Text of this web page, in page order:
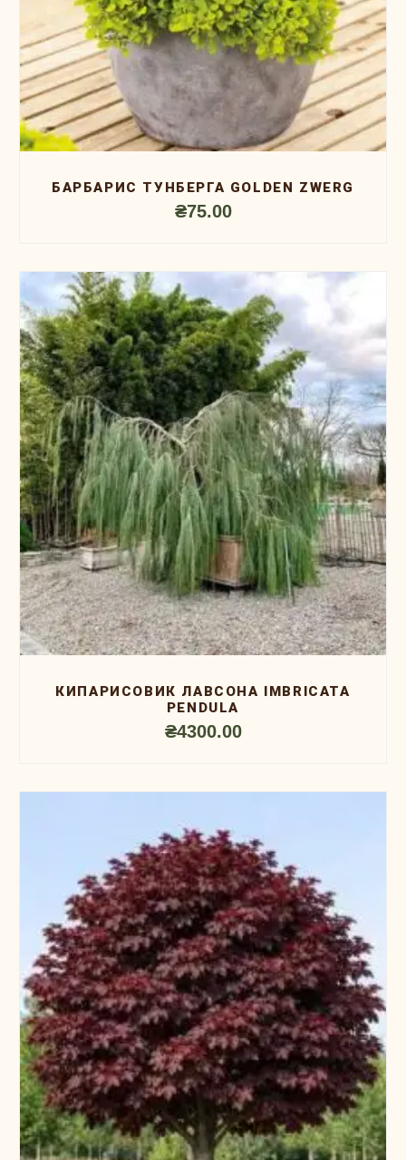
БАРБАРИС ТУНБЕРГА GOLDEN ZWERG
₴75.00
КИПАРИСОВИК ЛАВСОНА IMBRICATA
PENDULA
₴4300.00